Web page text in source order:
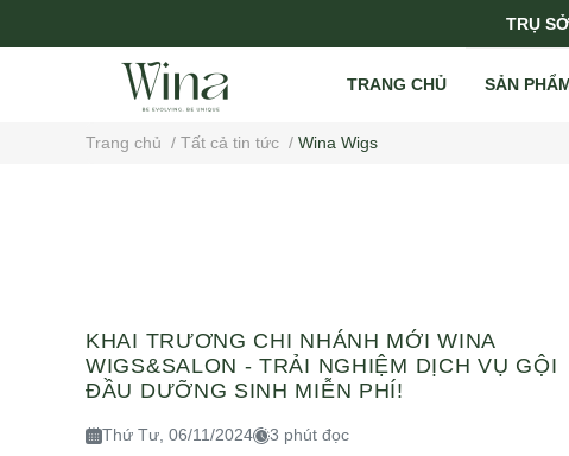
TRỤ
TRANG CHỦ SẢN
Trang chủ / Tất cả tin tức / Wina Wigs
KHAI TRƯƠNG CHI NHÁNH MỚI WINA
WIGS&SALON - TRẢI NGHIỆM DỊCH VỤ GỘI
ĐẦU DƯỠNG SINH MIỄN PHÍ!
Thứ Tư, 06/11/2024 3 phút đọc